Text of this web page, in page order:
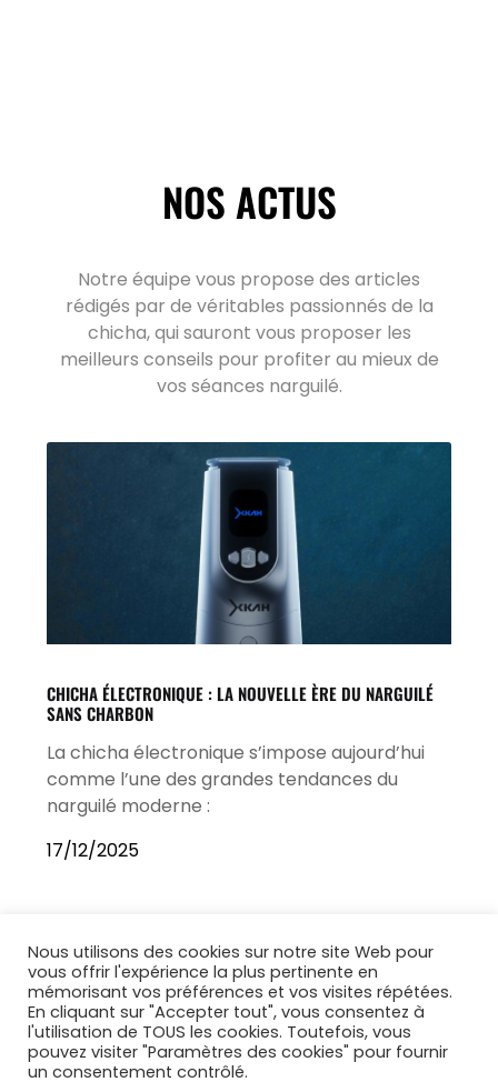
NOS ACTUS
Notre équipe vous propose des articles
rédigés par de véritables passionnés de la
chicha, qui sauront vous proposer les
meilleurs conseils pour profiter au mieux de
vos séances narguilé.
CHICHA ÉLECTRONIQUE : LA NOUVELLE ÈRE DU NARGUILÉ
SANS CHARBON
La chicha électronique s’impose aujourd’hui
comme l’une des grandes tendances du
narguilé moderne :
17/12/2025
Nous utilisons des cookies sur notre site Web pour
vous offrir l'expérience la plus pertinente en
mémorisant vos préférences et vos visites répétées.
En cliquant sur "Accepter tout", vous consentez à
l'utilisation de TOUS les cookies. Toutefois, vous
pouvez visiter "Paramètres des cookies" pour fournir
un consentement contrôlé.